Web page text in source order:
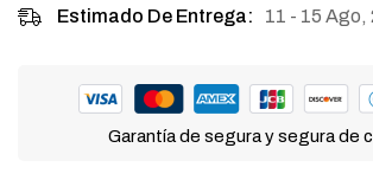
Estimado De Entrega: 11 - 15 Ago,
Garantía de segura y segura de